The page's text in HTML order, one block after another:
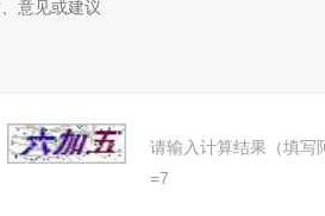
请输入计算结果（填写
=7